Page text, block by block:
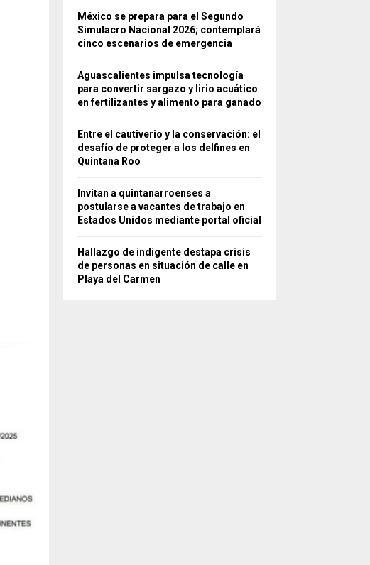
México se prepara para el Segundo
Simulacro Nacional 2026; contemplará
cinco escenarios de emergencia
Aguascalientes impulsa tecnología
para convertir sargazo y lirio acuático
en fertilizantes y alimento para ganado
Entre el cautiverio y la conservación: el
desafío de proteger a los delfines en
Quintana Roo
Invitan a quintanarroenses a
postularse a vacantes de trabajo en
Estados Unidos mediante portal oficial
Hallazgo de indigente destapa crisis
de personas en situación de calle en
Playa del Carmen